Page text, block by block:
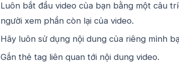
Luôn bắt đầu video của bạn bằng một câu
người xem phần còn lại của video.
Hãy luôn sử dụng nội dung của riêng mình
Gắn thẻ tag liên quan tới nội dung video.